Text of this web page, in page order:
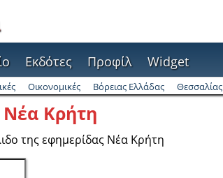
Εκδότες Προφίλ Widget
Οικονομικές Βόρειας Ελλάδας Θεσσαλίας
Κρήτη
της εφημερίδας Νέα Κρήτη